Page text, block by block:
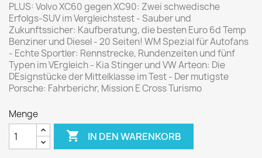
PLUS: Volvo XC60 gegen XC90: Zwei schwedische
Erfolgs-SUV im Vergleichstest - Sauber und
Zukunftssicher: Kaufberatung, die besten Euro 6d Temp
Benziner und Diesel - 20 Seiten! WM Spezial für Autofans
- Echte Sportler: Rennstrecke, Rundenzeiten und fünf
Typen im VErgleich - Kia Stinger und VW Arteon: Die
DEsignstücke der Mittelklasse im Test - Der mutigste
Porsche: Fahrberichr, Mission E Cross Turismo
Menge
 IN DEN WARENKORB